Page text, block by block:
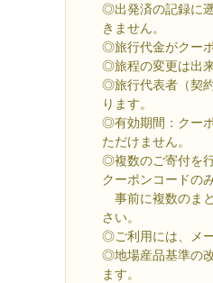
◎出発済の記録に
きません。
◎旅行代金がクー
◎旅程の変更は出来
◎旅行代表者（契
ります。
◎有効期間：クー
ただけません。
◎複数のご寄付を
クーポンコードの
事前に複数のま
さい。
◎ご利用には、メ
◎地場産品基準の
ます。